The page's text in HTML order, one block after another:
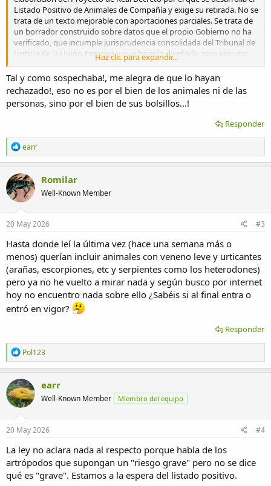
Listado Positivo de Animales de Compañía y exige su retirada. No se
trata de un texto mejorable con aportaciones parciales. Se trata de
un borrador construido sobre datos que el propio Gobierno no ha
verificado, que incumple jurisprudencia consolidada del Tribunal de
Justicia de la Unión Europea y que ha sido diseñado para ejecutar
una estrategia de lobby previamente acordada, no para evaluar qué
es mejor para los ciudadanos, los animales y la naturaleza española.
Aqu podéis leer la noticia completa:
Promovemos el respeto de todos los animales en la
sociedad.
Haz clic para expandir...
Tal y como sospechaba!, me alegra de que lo hayan
rechazado!, eso no es por el bien de los animales ni de las
personas, sino por el bien de sus bolsillos...!
Responder
R
e
a
c
c
o
n
e
:
earr
Romilar
Well-Known Member
20 May 2026 #3
Hasta donde leí la última vez (hace una semana más o
menos) querían incluir animales con veneno leve y urticantes
(arañas, escorpiones, etc y serpientes como los heterodones)
pero ya no he vuelto a mirar nada y según busco por internet
hoy no encuentro nada sobre ello ¿Sabéis si al final entra o
entró en vigor?
Responder
R
e
a
c
c
i
o
n
e
:
Pol123
earr
Well-Known Member Miembro del equipo
20 May 2026 #4
La ley no aclara nada al respecto porque habla de los
artrópodos que supongan un "riesgo grave" pero no se dice
qué es "grave". Estamos a la espera del listado positivo.